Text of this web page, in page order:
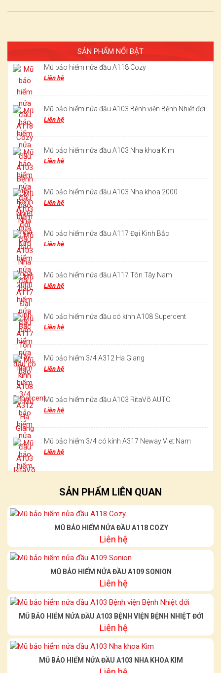
SẢN PHẨM NỔI BẬT
Mũ bảo hiểm nửa đầu A118 Cozy
Liên hệ
Mũ bảo hiểm nửa đầu A103 Bệnh viện Bệnh Nhiệt đới
Liên hệ
Mũ bảo hiểm nửa đầu A103 Nha khoa Kim
Liên hệ
Mũ bảo hiểm nửa đầu A103 Nha khoa 2000
Liên hệ
Mũ bảo hiểm nửa đầu A117 Đại Kinh Bắc
Liên hệ
Mũ bảo hiểm nửa đầu A117 Tôn Tây Nam
Liên hệ
Mũ bảo hiểm nửa đầu có kính A108 Supercent
Liên hệ
Mũ bảo hiểm 3/4 A312 Ha Giang
Liên hệ
Mũ bảo hiểm nửa đầu A103 RitaVõ AUTO
Liên hệ
Mũ bảo hiểm 3/4 có kính A317 Neway Viet Nam
Liên hệ
SẢN PHẨM LIÊN QUAN
MŨ BẢO HIỂM NỬA ĐẦU A118 COZY
Liên hệ
MŨ BẢO HIỂM NỬA ĐẦU A109 SONION
Liên hệ
MŨ BẢO HIỂM NỬA ĐẦU A103 BỆNH VIỆN BỆNH NHIỆT ĐỚI
Liên hệ
MŨ BẢO HIỂM NỬA ĐẦU A103 NHA KHOA KIM